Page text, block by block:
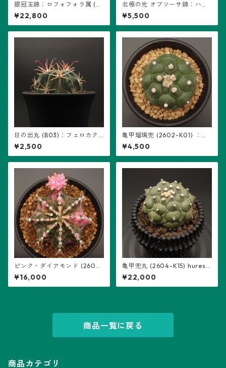
銀冠玉錦：ロフォフォラ属 (B
04) ※扁平、多稜
¥22,800
北極の光 オブツーサ錦：ハオ
ルチア属 (B01)
¥5,500
日の出丸 (B03)：フェロカク
タス属 ※実生
¥2,500
亀甲瑠璃兜 (2602-K01) ：ア
ストロフィツム属 ※実生
¥4,500
ピンク・ダイアモンド (2602-
PDM08)：ギムノカリキウム属
¥16,000
亀甲兜丸 (2604-K15) hureso
m鉢入り：アストロフィツム
属 ※実生
¥22,000
商品一覧に戻る
商品カテゴリ